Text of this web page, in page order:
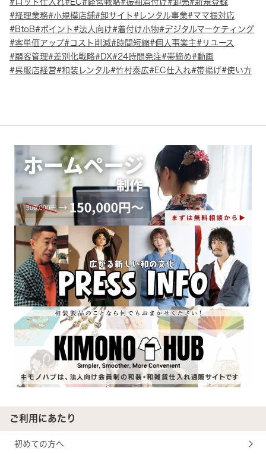
ロット仕入れ
EC 経営戦略 振袖着付け 卸売
新規登録
経理業務
小規模店舗 卸サイト レンタル事業
ママ振対応
BtoB
ポイント 法人向け 着付け小物
デジタルマーケティング
客単価アップ
コスト削減 時間短縮 個人事業主
リユース
顧客管理
差別化戦略 DX 24時間発注 帯締め
動画
呉服店経営
和装レンタル 竹村泰広 EC仕入れ 帯揚げ 使い方
ご利用にあたり
初めての方へ